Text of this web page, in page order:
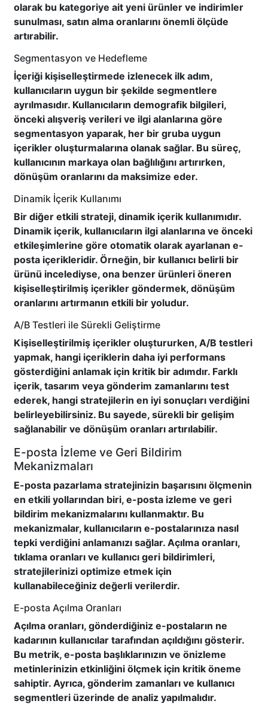
olarak bu kategoriye ait yeni ürünler ve indirimler
sunulması, satın alma oranlarını önemli ölçüde
artırabilir.
Segmentasyon ve Hedefleme
İçeriği kişiselleştirmede izlenecek ilk adım,
kullanıcıların uygun bir şekilde segmentlere
ayrılmasıdır. Kullanıcıların demografik bilgileri,
önceki alışveriş verileri ve ilgi alanlarına göre
segmentasyon yaparak, her bir gruba uygun
içerikler oluşturmalarına olanak sağlar. Bu süreç,
kullanıcının markaya olan bağlılığını artırırken,
dönüşüm oranlarını da maksimize eder.
Dinamik İçerik Kullanımı
Bir diğer etkili strateji, dinamik içerik kullanımıdır.
Dinamik içerik, kullanıcıların ilgi alanlarına ve önceki
etkileşimlerine göre otomatik olarak ayarlanan e-
posta içerikleridir. Örneğin, bir kullanıcı belirli bir
ürünü incelediyse, ona benzer ürünleri öneren
kişiselleştirilmiş içerikler göndermek, dönüşüm
oranlarını artırmanın etkili bir yoludur.
A/B Testleri ile Sürekli Geliştirme
Kişiselleştirilmiş içerikler oluştururken, A/B testleri
yapmak, hangi içeriklerin daha iyi performans
gösterdiğini anlamak için kritik bir adımdır. Farklı
içerik, tasarım veya gönderim zamanlarını test
ederek, hangi stratejilerin en iyi sonuçları verdiğini
belirleyebilirsiniz. Bu sayede, sürekli bir gelişim
sağlanabilir ve dönüşüm oranları artırılabilir.
E-posta İzleme ve Geri Bildirim
Mekanizmaları
E-posta pazarlama stratejinizin başarısını ölçmenin
en etkili yollarından biri, e-posta izleme ve geri
bildirim mekanizmalarını kullanmaktır. Bu
mekanizmalar, kullanıcıların e-postalarınıza nasıl
tepki verdiğini anlamanızı sağlar. Açılma oranları,
tıklama oranları ve kullanıcı geri bildirimleri,
stratejilerinizi optimize etmek için
kullanabileceğiniz değerli verilerdir.
E-posta Açılma Oranları
Açılma oranları, gönderdiğiniz e-postaların ne
kadarının kullanıcılar tarafından açıldığını gösterir.
Bu metrik, e-posta başlıklarınızın ve önizleme
metinlerinizin etkinliğini ölçmek için kritik öneme
sahiptir. Ayrıca, gönderim zamanları ve kullanıcı
segmentleri üzerinde de analiz yapılmalıdır.